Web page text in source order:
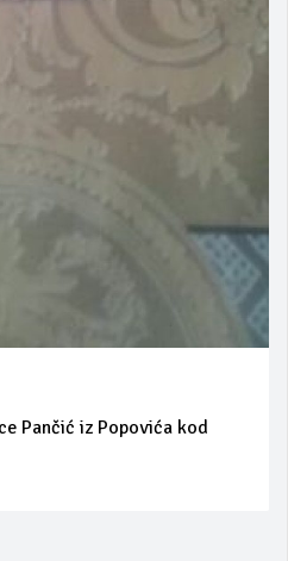
Pančić iz Popovića kod